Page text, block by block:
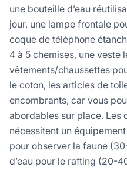
une bouteille d’eau
jour, une lampe frontale
coque de téléphone
4 à 5 chemises, une veste
vêtements/chaussettes
le coton, les articles de
encombrants, car vous
abordables sur place. Les
nécessitent un
pour observer la faune
d’eau pour le rafting (20-